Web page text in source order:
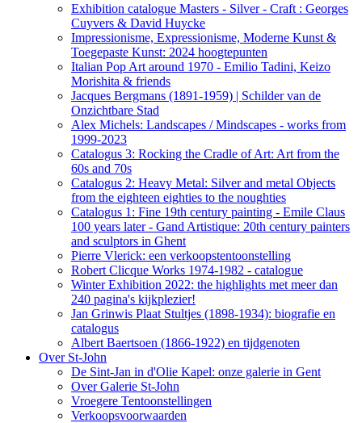
Exhibition catalogue Masters - Silver - Craft : Georges
Cuyvers & David Huycke
Impressionisme, Expressionisme, Moderne Kunst &
Toegepaste Kunst: 2024 hoogtepunten
Italian Pop Art around 1970 - Emilio Tadini, Keizo
Morishita & friends
Jacques Bergmans (1891-1959) | Schilder van de
Onzichtbare Stad
Alex Michels: Landscapes / Mindscapes - works from
1999-2023
Catalogus 3: Rocking the Cradle of Art: Art from the
60s and 70s
Catalogus 2: Heavy Metal: Silver and metal Objects
from the eighteen eighties to the noughties
Catalogus 1: Fine 19th century painting - Emile Claus
100 years later - Gand Artistique: 20th century painters
and sculptors in Ghent
Pierre Vlerick: een verkoopstentoonstelling
Robert Clicque Works 1974-1982 - catalogue
Winter Exhibition 2022: the highlights met meer dan
240 pagina's kijkplezier!
Jan Grinwis Plaat Stultjes (1898-1934): biografie en
catalogus
Albert Baertsoen (1866-1922) en tijdgenoten
Over St-John
De Sint-Jan in d'Olie Kapel: onze galerie in Gent
Over Galerie St-John
Vroegere Tentoonstellingen
Verkoopsvoorwaarden